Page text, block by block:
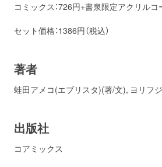
コミックス：726円+書泉限定アクリルコ
セット価格：1386円（税込）
著者
蛙田アメコ(エブリスタ)(著/文), ヨリフ
出版社
コアミックス